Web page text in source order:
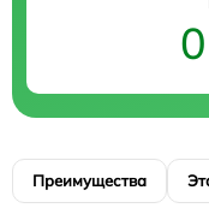
Преимущества